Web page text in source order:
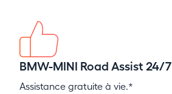
BMW-MINI Road Assist 24/7
Assistance gratuite à vie.*